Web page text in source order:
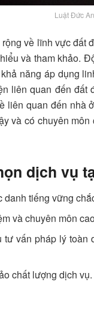
Luật Đức An
về lĩnh vực
và tham khảo.
năng áp dụng
liên quan đến đất
liên quan đến nhà
và có chuyên
dịch vụ
tiếng vững
và chuyên môn
vấn pháp lý
chất lượng dịch vụ.